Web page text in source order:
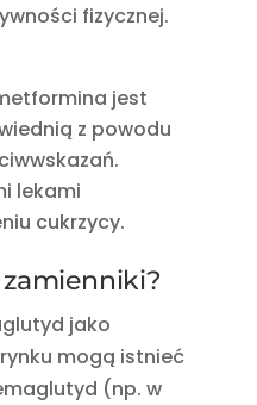
fizycznej.
jest
z powodu
lekami
cukrzycy.
zamienniki?
jako
mogą istnieć
(np. w